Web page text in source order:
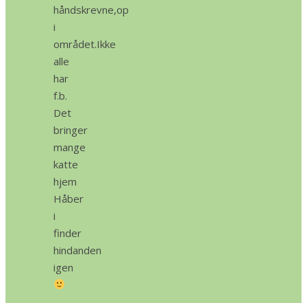
håndskrevne,op
i
området.Ikke
alle
har
f.b.
Det
bringer
mange
katte
hjem
Håber
i
finder
hindanden
igen